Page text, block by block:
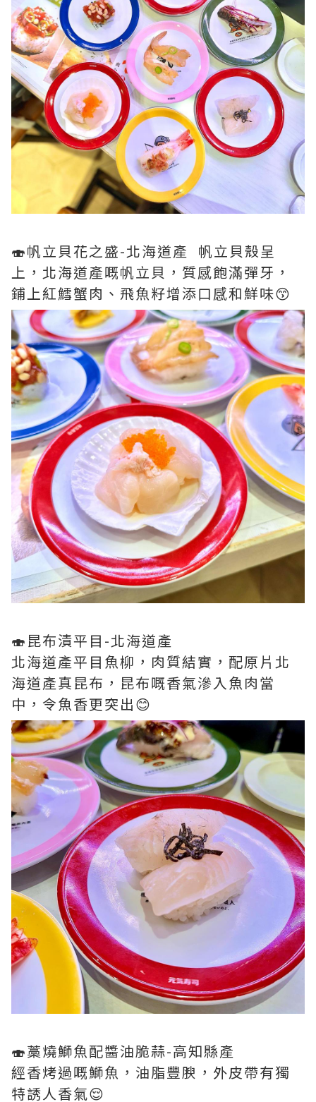
🍣帆立貝花之盛-北海道產 帆立貝殼呈
上，北海道產嘅帆立貝，質感飽滿彈牙，
鋪上紅鱈蟹肉、飛魚籽增添口感和鮮味😙
🍣昆布漬平目-北海道產
北海道產平目魚柳，肉質結實，配原片北
海道產真昆布，昆布嘅香氣滲入魚肉當
中，令魚香更突出😊
🍣藁燒鰤魚配醬油脆蒜-高知縣產
經香烤過嘅鰤魚，油脂豐腴，外皮帶有獨
特誘人香氣😌